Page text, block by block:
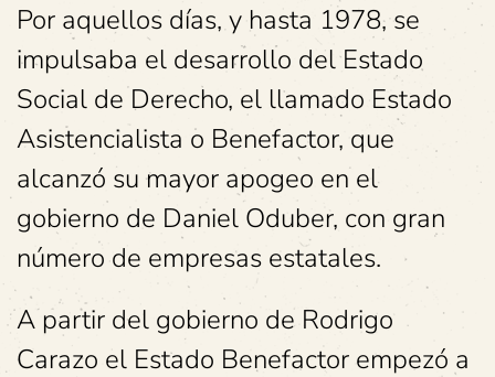
Por aquellos días, y hasta 1978, se
impulsaba el desarrollo del Estado
Social de Derecho, el llamado Estado
Asistencialista o Benefactor, que
alcanzó su mayor apogeo en el
gobierno de Daniel Oduber, con gran
número de empresas estatales.
A partir del gobierno de Rodrigo
Carazo el Estado Benefactor empezó a